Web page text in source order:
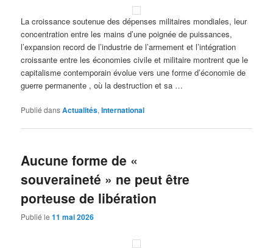
La croissance soutenue des dépenses militaires mondiales, leur
concentration entre les mains d’une poignée de puissances,
l’expansion record de l’industrie de l’armement et l’intégration
croissante entre les économies civile et militaire montrent que le
capitalisme contemporain évolue vers une forme d’économie de
guerre permanente , où la destruction et sa …
Publié dansActualités,International
Aucune forme de «
souveraineté » ne peut être
porteuse de libération
Publié le11 mai 2026